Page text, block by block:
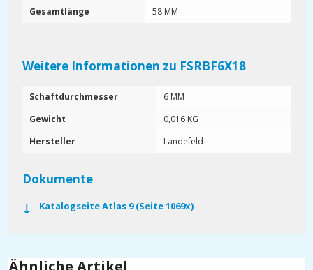
Gesamtlänge 58 MM
Weitere Informationen zu FSRBF6X18
Schaftdurchmesser
6 MM
Gewicht
0,016 KG
Hersteller
Landefeld
Dokumente
Katalogseite Atlas 9 (Seite 1069x)
Ähnliche Artikel